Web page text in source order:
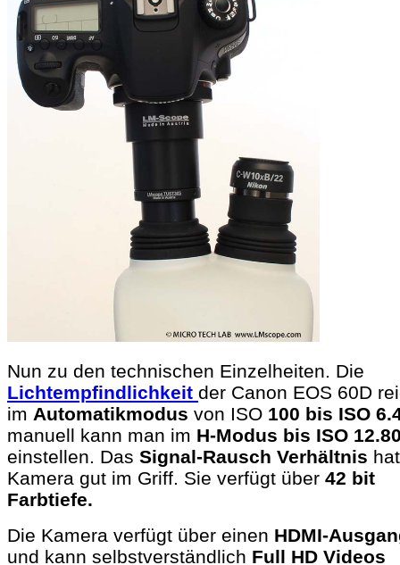
Nun zu den technischen Einzelheiten. Die
Lichtempfindlichkeit der Canon EOS 60D
im Automatikmodus von ISO 100 bis ISO
manuell kann man im H-Modus bis ISO
einstellen. Das Signal-Rausch Verhältnis
Kamera gut im Griff. Sie verfügt über 42 bit
Farbtiefe.
Die Kamera verfügt über einen HDMI-
und kann selbstverständlich Full HD Videos